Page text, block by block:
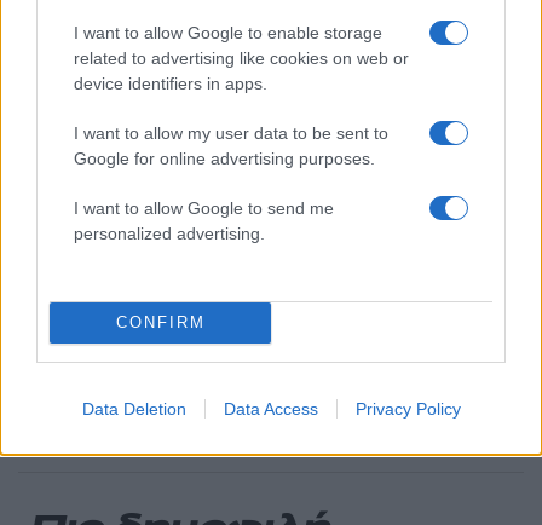
I want to allow Google to enable storage
related to advertising like cookies on web or
device identifiers in apps.
I want to allow my user data to be sent to
Google for online advertising purposes.
I want to allow Google to send me
personalized advertising.
CONFIRM
Data Deletion Data Access Privacy Policy
2000 /2000
Υποβολή σχολίου
Όροι Χρήσης. Το site προστατεύεται από reCAPTCHA, ισχύουν
Πολιτική Απορρήτου&Όροι Χρήσης της Google.
ΒΛΑΝΤΙΜΙΡ ΠΟΥΤΙΝ
Ακολουθήστε το Νewsit.gr στο
ενημερωθείτε πρώτοι για όλη την ειδησεογραφία και τα
τελευταία νέατης ημέρας